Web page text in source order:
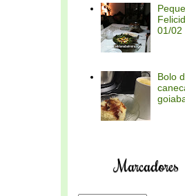
01/02
Bolo
Marcadores